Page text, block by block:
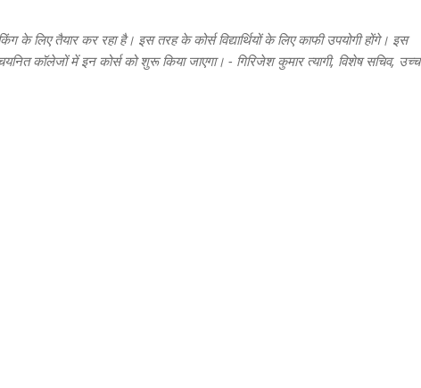
के लिए तैयार कर रहा है। इस तरह के कोर्स विद्यार्थियों के लिए काफी उपयोगी होंगे। इस
कॉलेजों में इन कोर्स को शुरू किया जाएगा। - गिरिजेश कुमार त्यागी, विशेष सचिव, उच्च